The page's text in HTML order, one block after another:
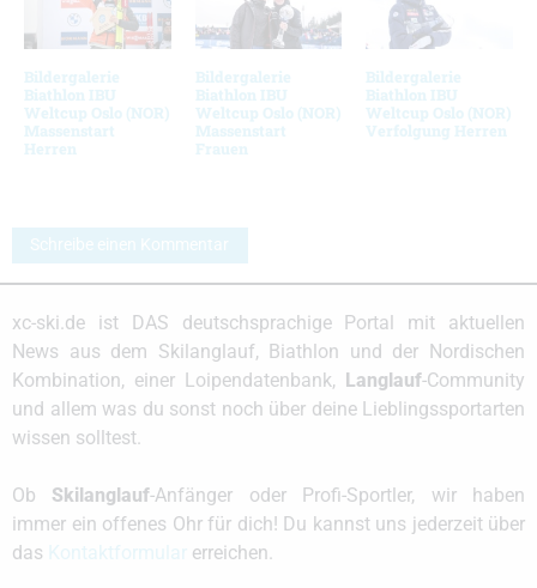
Bildergalerie
Biathlon IBU
Weltcup Oslo (NOR)
Massenstart
Herren
Bildergalerie
Biathlon IBU
Weltcup Oslo (NOR)
Massenstart
Frauen
Bildergalerie
Biathlon IBU
Weltcup Oslo (NOR)
Verfolgung Herren
Schreibe einen Kommentar
xc-ski.de ist DAS deutschsprachige Portal mit aktuellen
News aus dem Skilanglauf, Biathlon und der Nordischen
Kombination, einer Loipendatenbank,
Langlauf-Community
und allem was du sonst noch über deine Lieblingssportarten
wissen solltest.
Ob Skilanglauf-Anfänger oder Profi-Sportler, wir haben
immer ein offenes Ohr für dich! Du kannst uns jederzeit über
das
erreichen.